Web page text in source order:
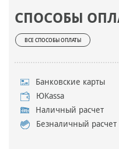
СПОСОБЫ
ВСЕ СПОСОБЫ ОПЛАТЫ
Банковские карты
ЮKassa
Наличный расчет
Безналичный расчет